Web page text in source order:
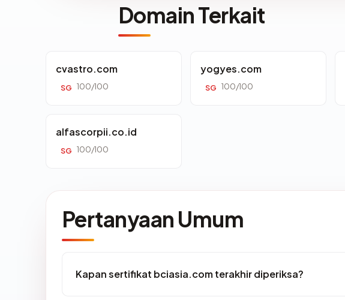
Domain Terkait
cvastro.com
SG 100/100
yogyes.com
SG 100/100
alfascorpii.co.id
SG 100/100
Pertanyaan Umum
Kapan sertifikat bciasia.com terakhir diperiksa?